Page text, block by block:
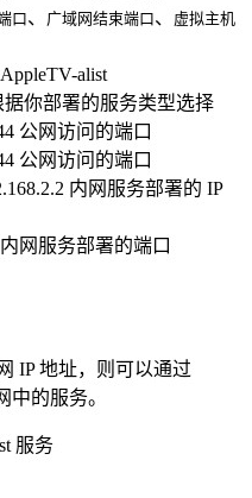
口、 广域网结束端口、
虚拟主机
alist
据你部署的服务类型选择
公网访问的端口
公网访问的端口
内网服务部署的 IP
网服务部署的端口
IP 地址，则可以通过
中的服务。
服务